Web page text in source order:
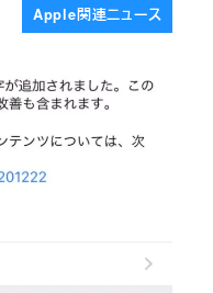
Apple関連ニュース